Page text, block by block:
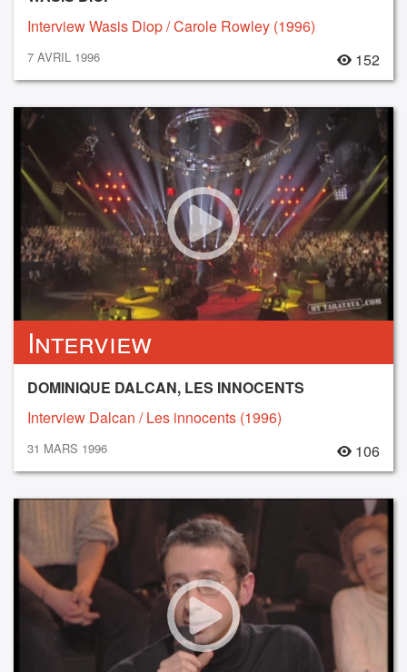
Interview Wasis Diop / Carole Rowley (1996)
7 AVRIL 1996 152
Interview
DOMINIQUE DALCAN, LES INNOCENTS
Interview Dalcan / Les innocents (1996)
31 MARS 1996 106